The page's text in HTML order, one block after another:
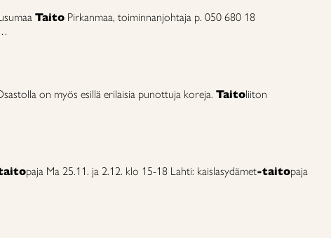
Taito Pirkanmaa, toiminnanjohtaja p. 050 680 18
on myös esillä erilaisia punottuja koreja. Taitoliiton
paja Ma 25.11. ja 2.12. klo 15-18 Lahti: kaislasydämet-taitopaja